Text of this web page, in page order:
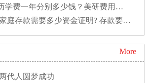
美国留学不同学历学费一年分别多少钱？美研费用明细汇总
2026详解:申美本家庭存款需要多少资金证明? 存款要存多久?
More
代人圆梦成功